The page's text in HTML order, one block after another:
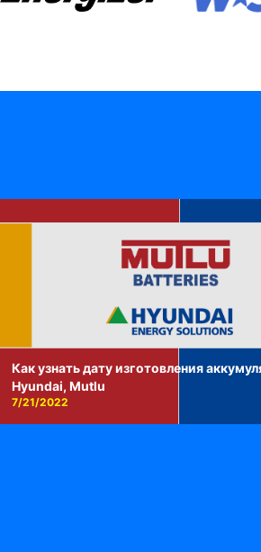
Как узнать дату изготовления
Hyundai, Mutlu
7/21/2022